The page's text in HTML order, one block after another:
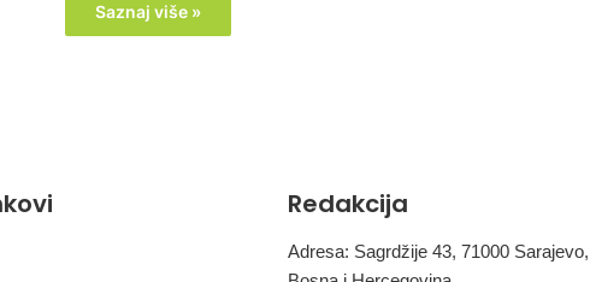
Saznaj više »
Redakcija
Adresa: Sagrdžije 43, 71000 Sarajevo,